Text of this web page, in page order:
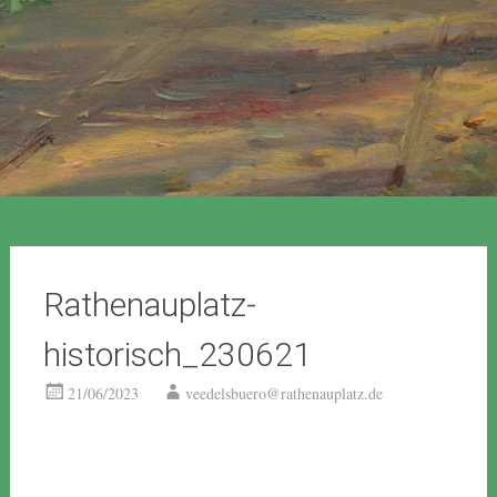
Rathenauplatz-
historisch_230621
21/06/2023 veedelsbuero@rathenauplatz.de